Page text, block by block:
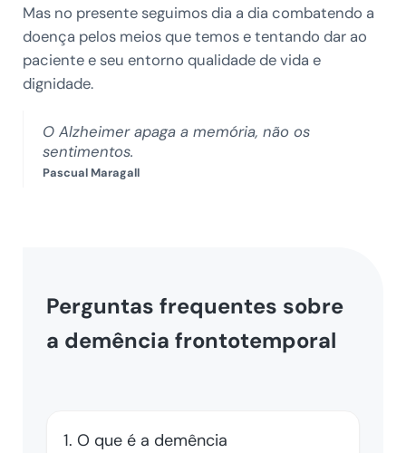
Mas no presente seguimos dia a dia combatendo a
doença pelos meios que temos e tentando dar ao
paciente e seu entorno qualidade de vida e
dignidade.
O Alzheimer apaga a memória, não os
sentimentos.
Pascual Maragall
Perguntas frequentes sobre
a demência frontotemporal
1. O que é a demência